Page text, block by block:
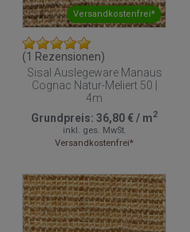
Versandkostenfrei*
(1 Rezensionen)
Sisal Auslegeware Manaus
Cognac Natur-Meliert 50 |
4m
Grundpreis: 36,80 €/ m2
inkl. ges. MwSt.
Versandkostenfrei*